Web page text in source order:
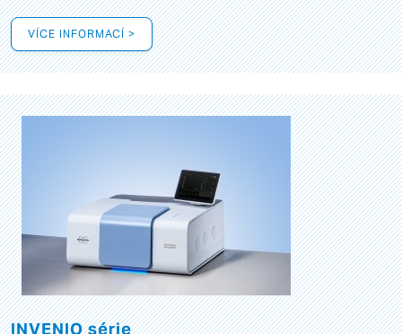
VÍCE INFORMACÍ >
INVENIO série